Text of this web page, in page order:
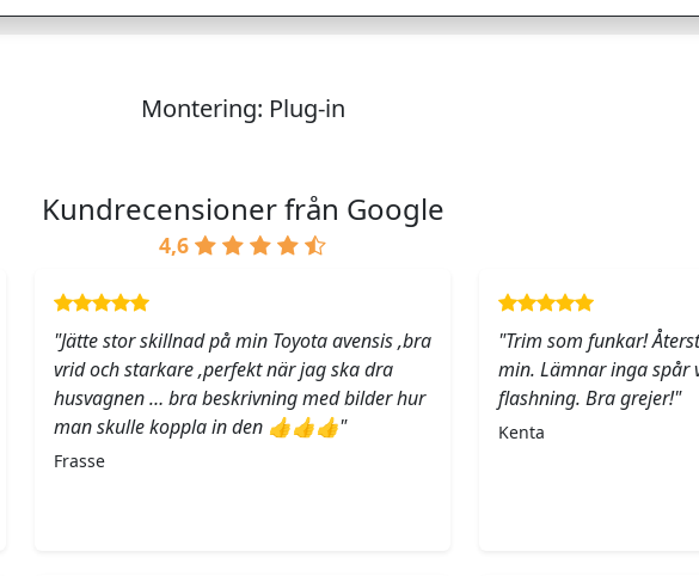
Montering: Plug-in
Kundrecensioner från Google
4,6
"Jätte stor skillnad på min Toyota avensis ,bra
vrid och starkare ,perfekt när jag ska dra
husvagnen … bra beskrivning med bilder hur
man skulle koppla in den 👍👍👍"
Frasse
"Trim som funkar!
min. Lämnar inga spår
flashning. Bra grejer!"
Kenta